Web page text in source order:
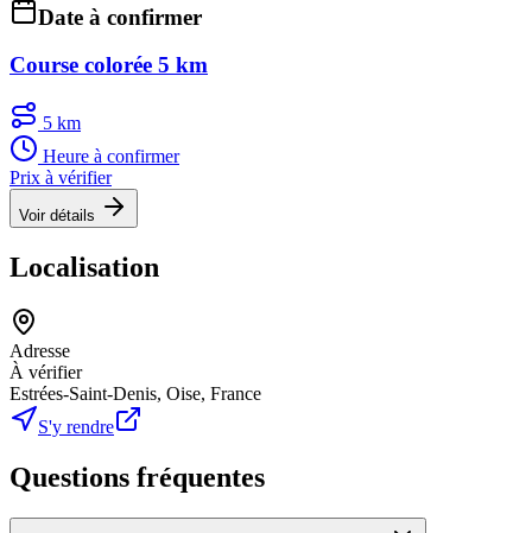
Date à confirmer
Course colorée 5 km
5 km
Heure à confirmer
Prix à vérifier
Voir détails
Localisation
Adresse
À vérifier
Estrées-Saint-Denis, Oise, France
S'y rendre
Questions fréquentes